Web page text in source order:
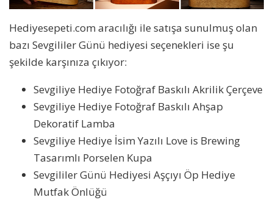
Hediyesepeti.com aracılığı ile satışa sunulmuş olan
bazı Sevgililer Günü hediyesi seçenekleri ise şu
şekilde karşınıza çıkıyor:
Sevgiliye Hediye Fotoğraf Baskılı Akrilik Çerçeve
Sevgiliye Hediye Fotoğraf Baskılı Ahşap
Dekoratif Lamba
Sevgiliye Hediye İsim Yazılı Love is Brewing
Tasarımlı Porselen Kupa
Sevgililer Günü Hediyesi Aşçıyı Öp Hediye
Mutfak Önlüğü